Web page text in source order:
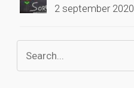
2 september 2020